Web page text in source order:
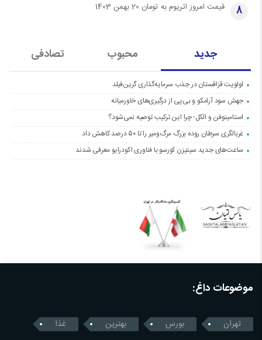
8 قیمت امروز اتریوم به تومان 20 بهمن 1403
جدید محبوب تصادفی
اولویت قزاقستان در جذب سرمایه‌گذاری گرین‌فیلد
جهش سود آرامکو و بی‌پی از درگیری‌های خاورمیانه
استامینوفن و الکل؛ چرا این ترکیب توصیه نمی‌شود؟
غربالگری سرطان روده بزرگ مرگ‌ومیر را تا ۵۰ درصد کاهش داد
ساعت‌های جدید سیتیزن کورسو با فناوری اکودرایو معرفی شدند
موضوعات داغ:
تهران بورس بهترین غذا